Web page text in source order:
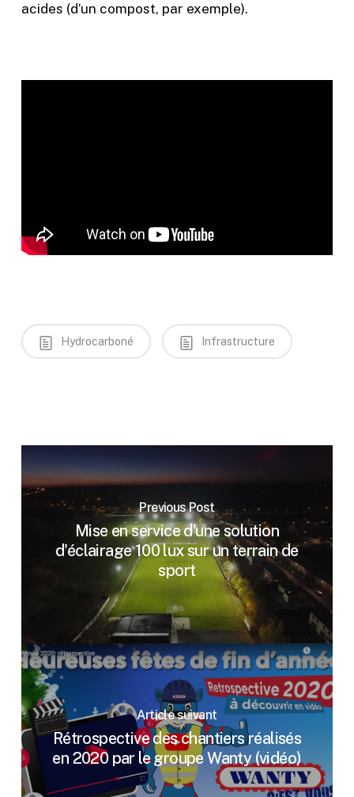
acides (d’un compost, par exemple).
Hydrocarboné Infrastructure
Previous Post
Mise en service d'une solution
d'éclairage 100 lux sur un terrain de
sport
Article suivant
Rétrospective des chantiers réalisés
en 2020 par le groupe Wanty (vidéo)